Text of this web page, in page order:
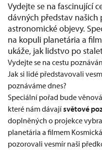
Vydejte se na fascinující
dávných představ
astronomické objevy.
na kopuli planetária a
ukáže, jak lidstvo po
Vydejte se na cestu
Jak si lidé představovali
poznáváme dnes?
Speciální pořad bude
které nám dávajísvětové
doplněných o projekce
planetária a filmem
pozorovali vesmír naši